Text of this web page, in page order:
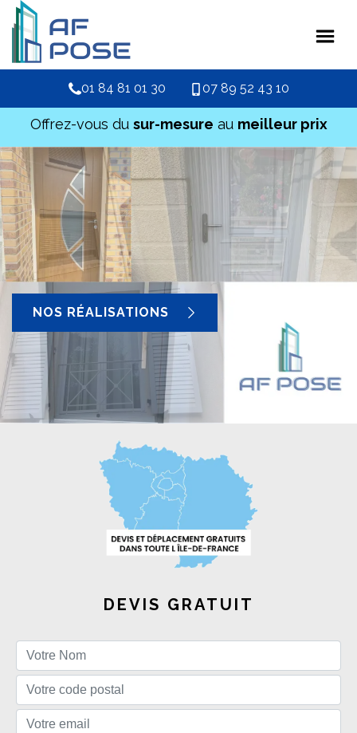
01 84 81 01 30 07 89 52 43 10
Offrez-vous du sur-mesure au meilleur prix
NOS RÉALISATIONS
DEVIS GRATUIT